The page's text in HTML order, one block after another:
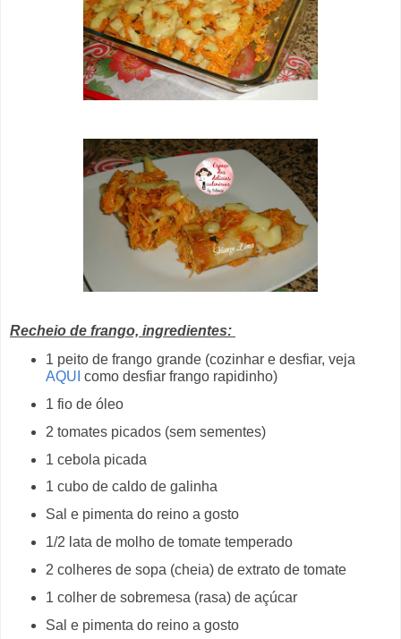
Recheio de frango, ingredientes:
1 peito de frango grande (cozinhar e desfiar, veja
AQUI como desfiar frango rapidinho)
1 fio de óleo
2 tomates picados (sem sementes)
1 cebola picada
1 cubo de caldo de galinha
Sal e pimenta do reino a gosto
1/2 lata de molho de tomate temperado
2 colheres de sopa (cheia) de extrato de tomate
1 colher de sobremesa (rasa) de açúcar
Sal e pimenta do reino a gosto